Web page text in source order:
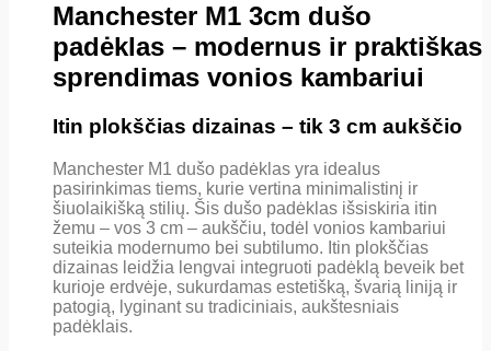
Manchester M1 3cm dušo
padėklas – modernus ir praktiškas
sprendimas vonios kambariui
Itin plokščias dizainas – tik 3 cm aukščio
Manchester M1 dušo padėklas yra idealus
pasirinkimas tiems, kurie vertina minimalistinį ir
šiuolaikišką stilių. Šis dušo padėklas išsiskiria itin
žemu – vos 3 cm – aukščiu, todėl vonios kambariui
suteikia modernumo bei subtilumo. Itin plokščias
dizainas leidžia lengvai integruoti padėklą beveik bet
kurioje erdvėje, sukurdamas estetišką, švarią liniją ir
patogią, lyginant su tradiciniais, aukštesniais
padėklais.